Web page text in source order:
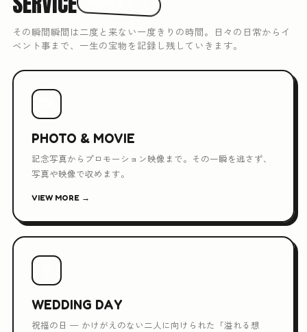
その瞬間瞬間は二度と来ない一度きりの時間。日々の日常からイ
ベント事まで、一生の宝物を記録し残していきます。
PHOTO & MOVIE
記念写真からプロモーション映像まで。その一瞬を逃さず、
写真や映像で収めます。
VIEW MORE →
WEDDING DAY
祝福の日 — かけがえのない二人に向けられた「溢れる想